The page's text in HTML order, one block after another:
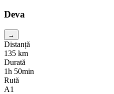
Deva
→
Distanță
135 km
Durată
1h 50min
Rută
A1